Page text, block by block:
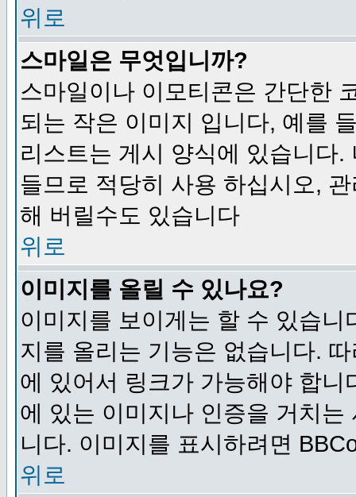
위로
스마일은 무엇입니까?
스마일이나 이모티콘은 간단한
되는 작은 이미지 입니다, 예를
리스트는 게시 양식에 있습니다
들므로 적당히 사용 하십시오,
해 버릴수도 있습니다
위로
이미지를 올릴 수 있나요?
이미지를 보이게는 할 수 있습
지를 올리는 기능은 없습니다.
에 있어서 링크가 가능해야 합
에 있는 이미지나 인증을 거치
니다. 이미지를 표시하려면
위로